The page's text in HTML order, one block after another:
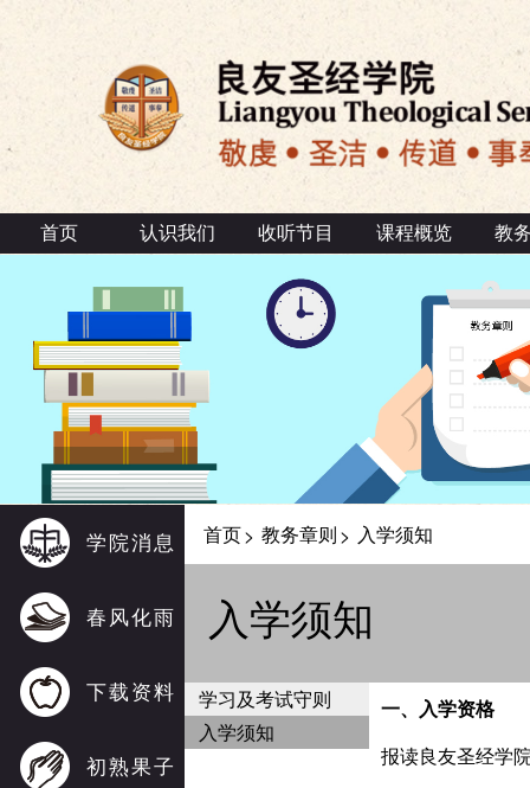
首页 认识我们 收听节目 课程概览 教
学院消息
春风化雨
下载资料
初熟果子
首页> 教务章则> 入学须知
入学须知
学习及考试守则
入学须知
一、入学资格
报读良友圣经学